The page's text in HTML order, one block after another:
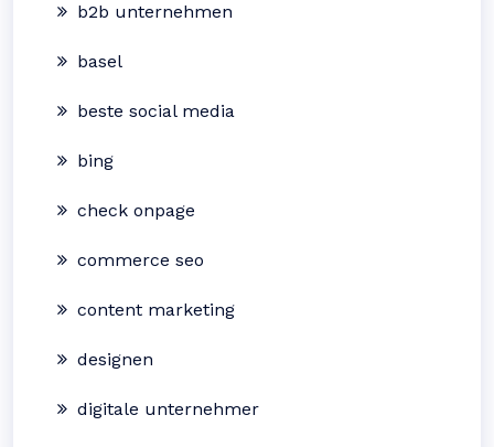
b2b unternehmen
basel
beste social media
bing
check onpage
commerce seo
content marketing
designen
digitale unternehmer